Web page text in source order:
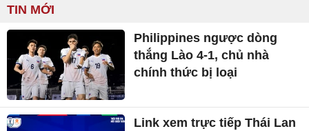
TIN MỚI
Philippines ngược dòng
thắng Lào 4-1, chủ nhà
chính thức bị loại
Link xem trực tiếp Thái Lan